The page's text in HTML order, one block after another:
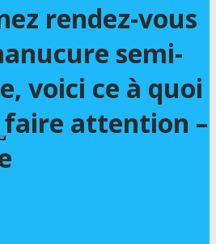
rendez-vous
semi-
voici ce à quoi
faire attention –